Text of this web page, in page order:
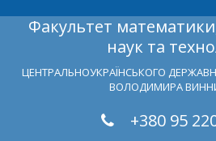
Факультет
наук та
ЦЕНТРАЛЬНОУКРАЇНСЬКОГО
ВОЛОДИМИРА
+380 95